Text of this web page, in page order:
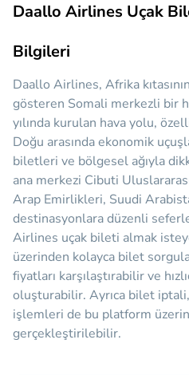
Daallo Airlines Uçak
Bilgileri
Daallo Airlines, Afrika
gösteren Somali merkezli bir
yılında kurulan hava yolu,
Doğu arasında ekonomik
biletleri ve bölgesel ağıyla
ana merkezi Cibuti
Arap Emirlikleri, Suudi
destinasyonlara düzenli
Airlines uçak bileti almak
üzerinden kolayca bilet
fiyatları karşılaştırabilir ve
oluşturabilir. Ayrıca bilet
işlemleri de bu platform
gerçekleştirilebilir.